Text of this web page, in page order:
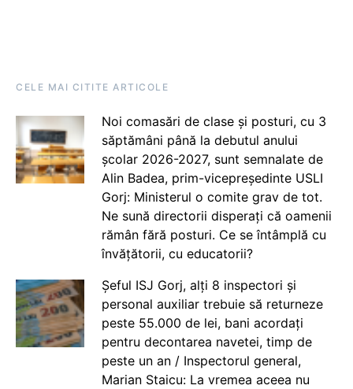
CELE MAI CITITE ARTICOLE
Noi comasări de clase și posturi, cu 3
săptămâni până la debutul anului
școlar 2026-2027, sunt semnalate de
Alin Badea, prim-vicepreședinte USLI
Gorj: Ministerul o comite grav de tot.
Ne sună directorii disperați că oamenii
rămân fără posturi. Ce se întâmplă cu
învățătorii, cu educatorii?
Șeful ISJ Gorj, alți 8 inspectori și
personal auxiliar trebuie să returneze
peste 55.000 de lei, bani acordați
pentru decontarea navetei, timp de
peste un an / Inspectorul general,
Marian Staicu: La vremea aceea nu